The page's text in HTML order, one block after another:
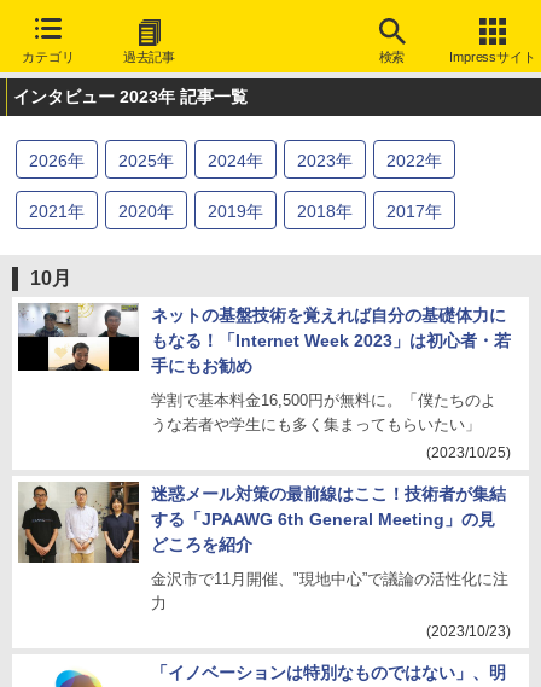
カテゴリ 過去記事 検索 Impressサイト
インタビュー 2023年 記事一覧
2026年 2025年 2024年 2023年 2022年
2021年 2020年 2019年 2018年 2017年
2011年 2010年
10月
ネットの基盤技術を覚えれば自分の基礎体力に
もなる！「Internet Week 2023」は初心者・若
手にもお勧め
学割で基本料金16,500円が無料に。「僕たちのよ
うな若者や学生にも多く集まってもらいたい」
(2023/10/25)
迷惑メール対策の最前線はここ！技術者が集結
する「JPAAWG 6th General Meeting」の見
どころを紹介
金沢市で11月開催、"現地中心”で議論の活性化に注
力
(2023/10/23)
「イノベーションは特別なものではない」、明